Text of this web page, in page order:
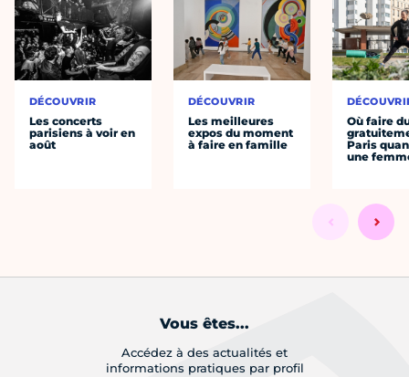
DÉCOUVRIR
Les concerts
parisiens à voir en
août
DÉCOUVRIR
Les meilleures
expos du moment
à faire en famille
Où faire
Paris
une
Vous êtes...
Accédez à des actualités et
informations pratiques par profil